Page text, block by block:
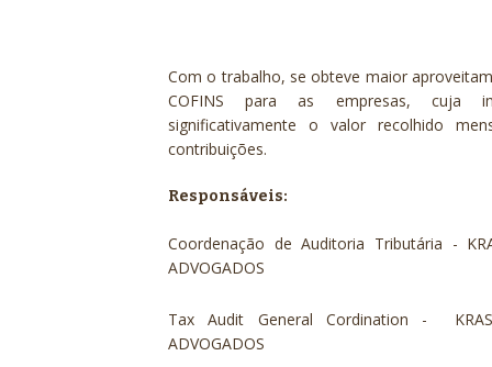
Com o trabalho, se obteve maior
COFINS para as empresas, cuja
significativamente o valor recolhido
contribuições.
Responsáveis:
Coordenação de Auditoria Tributária -
ADVOGADOS
Tax Audit General Cordination - KRAS
ADVOGADOS